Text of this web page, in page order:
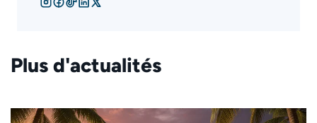
Plus d'actualités